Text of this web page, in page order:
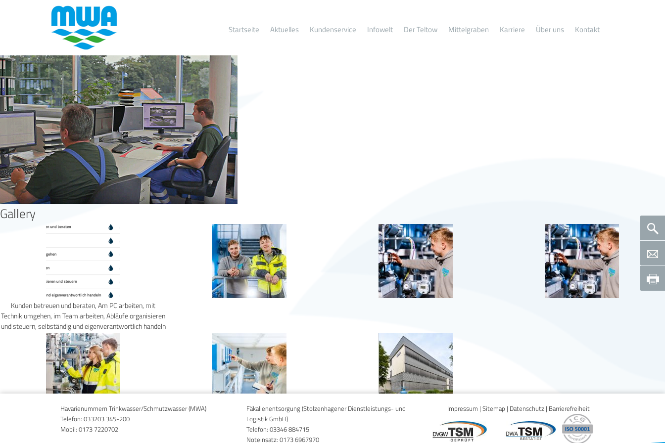
Startseite Aktuelles Kundenservice Infowelt Der Teltow Mittelgraben Karriere Über uns Kontakt
Gallery
Kunden betreuen und beraten, Am PC arbeiten, mit
Technik umgehen, im Team arbeiten, Abläufe organisieren
und steuern, selbständig und eigenverantwortlich handeln
Havarienummern Trinkwasser/Schmutzwasser (MWA)
Telefon: 033203 345-200
Mobil: 0173 7220702
Fäkalienentsorgung (Stolzenhagener Dienstleistungs- und
Logistik GmbH)
Telefon:03346 884715
Noteinsatz:0173 6967970
Impressum |Sitemap | Datenschutz | Barrierefreiheit